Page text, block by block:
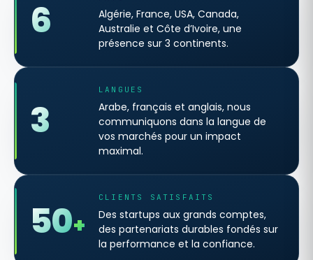
6
Algérie, France, USA, Canada,
Australie et Côte d’Ivoire, une
présence sur 3 continents.
3
LANGUES
Arabe, français et anglais, nous
communiquons dans la langue de
vos marchés pour un impact
maximal.
50+
CLIENTS SATISFAITS
Des startups aux grands comptes,
des partenariats durables fondés sur
la performance et la confiance.